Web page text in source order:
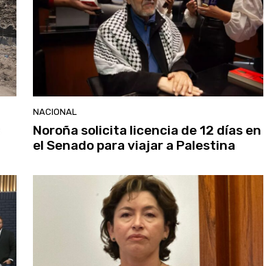
NACIONAL
Noroña solicita licencia de 12 días en
el Senado para viajar a Palestina